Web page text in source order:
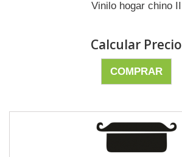
Vinilo hogar chino II
Calcular Precio
COMPRAR